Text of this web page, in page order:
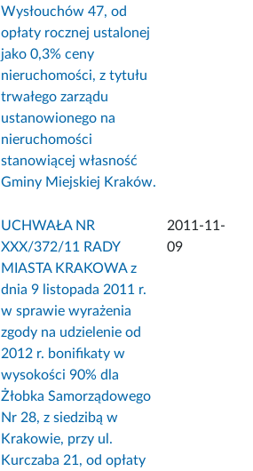
Wysłouchów 47, od
opłaty rocznej ustalonej
jako 0,3% ceny
nieruchomości, z tytułu
trwałego zarządu
ustanowionego na
nieruchomości
stanowiącej własność
Gminy Miejskiej Kraków.
UCHWAŁA NR
XXX/372/11 RADY
MIASTA KRAKOWA z
dnia 9 listopada 2011 r.
w sprawie wyrażenia
zgody na udzielenie od
2012 r. bonifikaty w
wysokości 90% dla
Żłobka Samorządowego
Nr 28, z siedzibą w
Krakowie, przy ul.
Kurczaba 21, od opłaty
2011-11-
09